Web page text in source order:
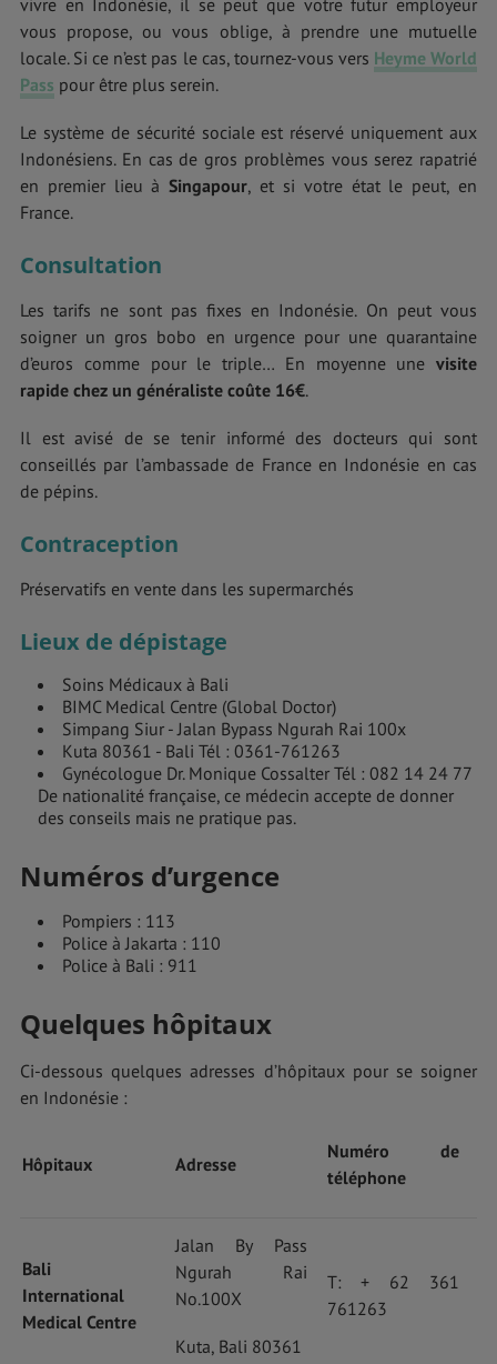
vous propose, ou vous oblige, à prendre une mutuelle
locale. Si ce n’est pas le cas, tournez-vous vers Heyme World
Pass pour être plus serein.
Le système de sécurité sociale est réservé uniquement aux
Indonésiens. En cas de gros problèmes vous serez rapatrié
en premier lieu àSingapour, et si votre état le peut, en
France.
Consultation
Les tarifs ne sont pas fixes en Indonésie. On peut vous
soigner un gros bobo en urgence pour une quarantaine
d’euros comme pour le triple… En moyenne une visite
rapide chez un généraliste coûte 16€.
Il est avisé de se tenir informé des docteurs qui sont
conseillés par l’ambassade de France en Indonésie en cas
de pépins.
Contraception
Préservatifs en vente dans les supermarchés
Lieux de dépistage
Soins Médicaux à Bali
BIMC Medical Centre (Global Doctor)
Simpang Siur - Jalan Bypass Ngurah Rai 100x
Kuta 80361 - Bali Tél : 0361-761263
Gynécologue Dr. Monique Cossalter Tél : 082 14 24 77
De nationalité française, ce médecin accepte de donner
des conseils mais ne pratique pas.
Numéros d’urgence
Pompiers : 113
Police à Jakarta : 110
Police à Bali : 911
Quelques hôpitaux
Ci-dessous quelques adresses d’hôpitaux pour se soigner
en Indonésie :
Hôpitaux Adresse
Numéro de
téléphone
Bali
International
Medical Centre
Jalan By Pass
Ngurah Rai
No.100X
Kuta, Bali 80361
T: + 62 361
761263